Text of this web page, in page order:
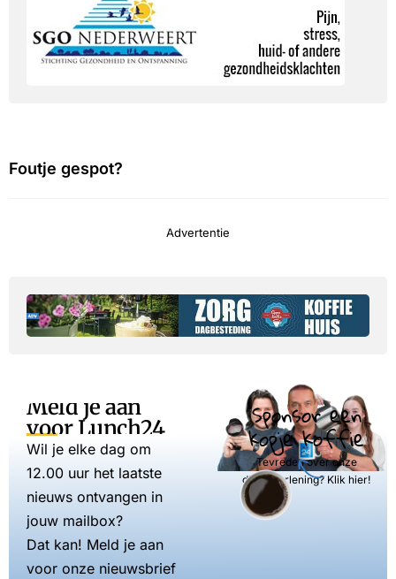
Foutje gespot?
Advertentie
Meld je aan
voor Lunch24
Wil je elke dag om
12.00 uur het laatste
nieuws ontvangen in
jouw mailbox?
Dat kan! Meld je aan
voor onze nieuwsbrief
Sponsor een
kopje koffie
Tevreden over onze
dienstverlening? Klik hier!